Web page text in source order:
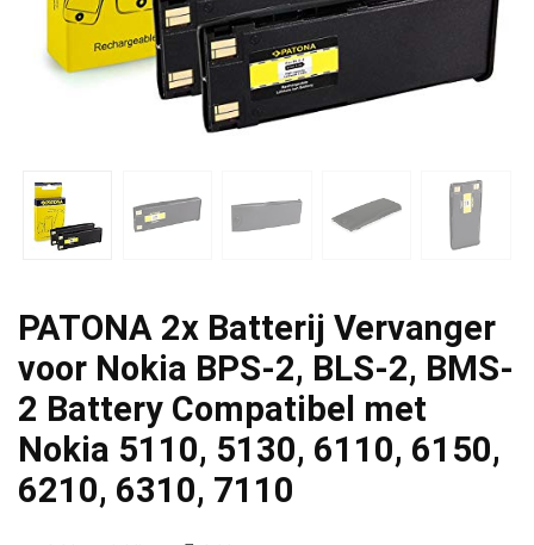
PATONA 2x Batterij Vervanger
voor Nokia BPS-2, BLS-2, BMS-
2 Battery Compatibel met
Nokia 5110, 5130, 6110, 6150,
6210, 6310, 7110